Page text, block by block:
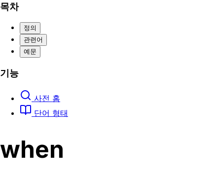
목차
정의
관련어
예문
기능
사전 홈
단어 형태
when